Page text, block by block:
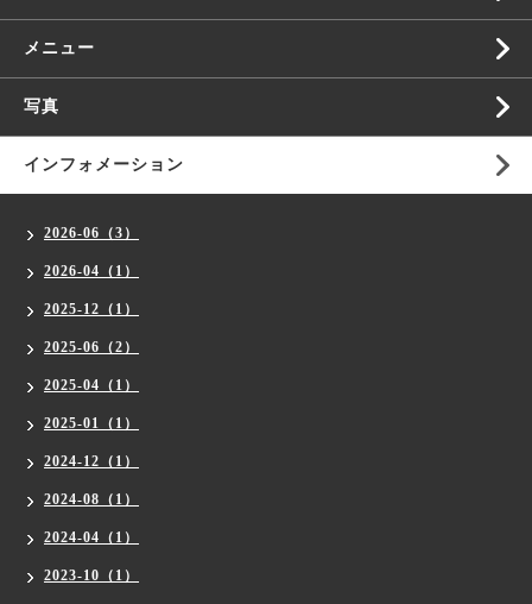
メニュー
写真
インフォメーション
2026-06（3）
2026-04（1）
2025-12（1）
2025-06（2）
2025-04（1）
2025-01（1）
2024-12（1）
2024-08（1）
2024-04（1）
2023-10（1）